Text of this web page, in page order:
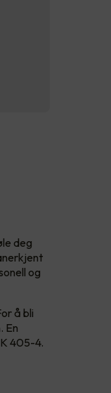
deg
og
å bli
En
405-4.